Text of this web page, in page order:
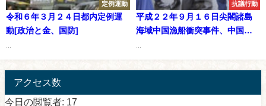
定例運動
令和６年３月２４日都内定例運
動[政治と金、国防]
抗議行動
平成２２年９月１６日尖閣諸島
海域中国漁船衝突事件、中国大
アクセス数
今日の閲覧者: 17